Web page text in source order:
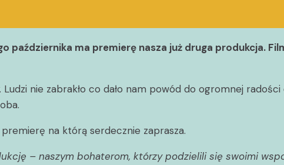
października ma premierę nasza już druga produkcja.
nie zabrakło co dało nam powód do ogromnej
premierę na którą serdecznie zaprasza.
– naszym bohaterom, którzy podzielili się swoimi